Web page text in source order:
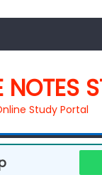
NOTES
Study Portal